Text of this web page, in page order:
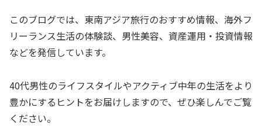
このブログでは、東南アジア旅行のおすすめ情報、海外フ
リーランス生活の体験談、男性美容、資産運用・投資情報
などを発信しています。
40代男性のライフスタイルやアクティブ中年の生活をより
豊かにするヒントをお届けしますので、ぜひ楽しんでご覧
ください。